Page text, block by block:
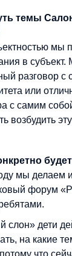
темы
мы
в
разговор
или
с самим
возбудить
мы делаем
форум
слон» дети
на какие
что